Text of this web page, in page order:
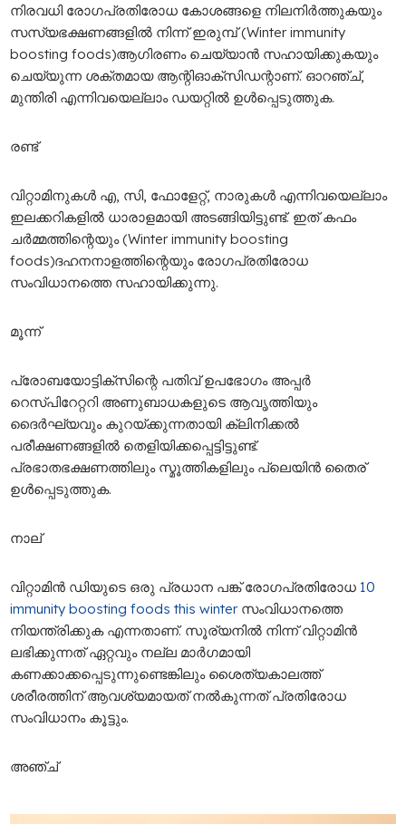
നിരവധി രോഗപ്രതിരോധ കോശങ്ങളെ നിലനിർത്തുകയും
സസ്യഭക്ഷണങ്ങളിൽ നിന്ന് ഇരുമ്പ് (Winter immunity
boosting foods)ആഗിരണം ചെയ്യാൻ സഹായിക്കുകയും
ചെയ്യുന്ന ശക്തമായ ആന്റിഓക്‌സിഡന്റാണ്. ഓറഞ്ച്,
മുന്തിരി എന്നിവയെല്ലാം ഡയറ്റിൽ ഉൾപ്പെടുത്തുക.
രണ്ട്
വിറ്റാമിനുകൾ എ, സി, ഫോളേറ്റ്, നാരുകൾ എന്നിവയെല്ലാം
ഇലക്കറികളിൽ ധാരാളമായി അടങ്ങിയിട്ടുണ്ട്. ഇത് കഫം
ചർമ്മത്തിന്റെയും (Winter immunity boosting
foods)ദഹനനാളത്തിന്റെയും രോഗപ്രതിരോധ
സംവിധാനത്തെ സഹായിക്കുന്നു.
മൂന്ന്
പ്രോബയോട്ടിക്സിന്റെ പതിവ് ഉപഭോഗം അപ്പർ
റെസ്പിറേറ്ററി അണുബാധകളുടെ ആവൃത്തിയും
ദൈർഘ്യവും കുറയ്ക്കുന്നതായി ക്ലിനിക്കൽ
പരീക്ഷണങ്ങളിൽ തെളിയിക്കപ്പെട്ടിട്ടുണ്ട്.
പ്രഭാതഭക്ഷണത്തിലും സ്മൂത്തികളിലും പ്ലെയിൻ തൈര്
ഉൾപ്പെടുത്തുക.
നാല്
വിറ്റാമിൻ ഡിയുടെ ഒരു പ്രധാന പങ്ക് രോഗപ്രതിരോധ 10
immunity boosting foods this winter സംവിധാനത്തെ
നിയന്ത്രിക്കുക എന്നതാണ്. സൂര്യനിൽ നിന്ന് വിറ്റാമിൻ
ലഭിക്കുന്നത് ഏറ്റവും നല്ല മാർഗമായി
കണക്കാക്കപ്പെടുന്നുണ്ടെങ്കിലും ശൈത്യകാലത്ത്
ശരീരത്തിന് ആവശ്യമായത് നൽകുന്നത് പ്രതിരോധ
സംവിധാനം കൂട്ടും.
അഞ്ച്